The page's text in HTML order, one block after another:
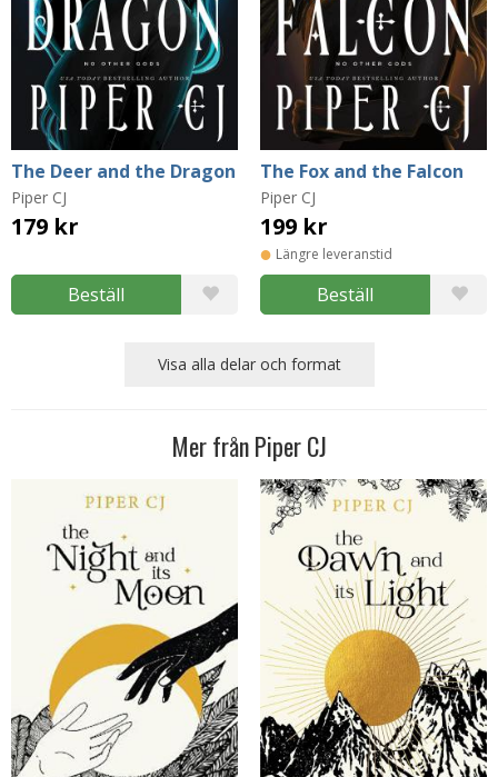
The Deer and the Dragon
Piper CJ
179 kr
Beställ
The Fox and the Falcon
Piper CJ
199 kr
Längre leveranstid
Beställ
Visa alla delar och format
Mer från Piper CJ